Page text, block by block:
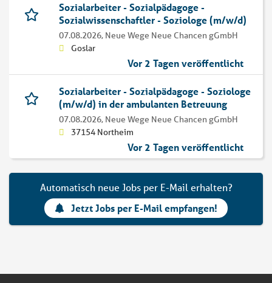
Sozialarbeiter - Sozialpädagoge -
Sozialwissenschaftler - Soziologe (m/w/d)
07.08.2026, Neue Wege Neue Chancen gGmbH
Goslar
Vor 2 Tagen veröffentlicht
Sozialarbeiter - Sozialpädagoge - Soziologe
(m/w/d) in der ambulanten Betreuung
07.08.2026, Neue Wege Neue Chancen gGmbH
37154 Northeim
Vor 2 Tagen veröffentlicht
Automatisch neue Jobs per E-Mail erhalten?
Jetzt Jobs per E-Mail empfangen!